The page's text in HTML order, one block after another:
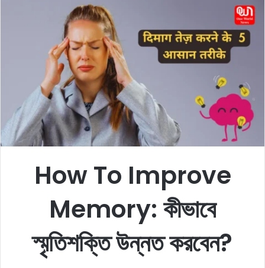
n
d
a
n
e
m
a
i
l
How To Improve
Memory: কীভাবে
স্মৃতিশক্তি উন্নত করবেন?